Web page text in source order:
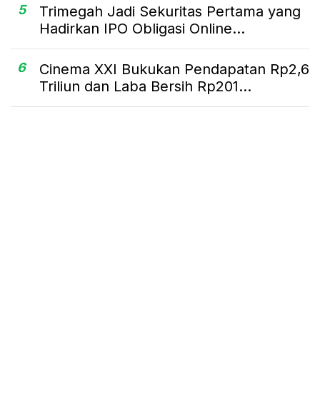
5
Trimegah Jadi Sekuritas Pertama yang
Hadirkan IPO Obligasi Online...
6
Cinema XXI Bukukan Pendapatan Rp2,6
Triliun dan Laba Bersih Rp201...